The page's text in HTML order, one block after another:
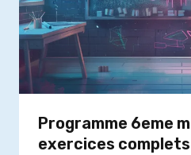
Programme 6eme
exercices complets